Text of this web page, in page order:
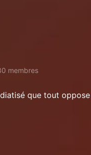
membres
que tout oppose